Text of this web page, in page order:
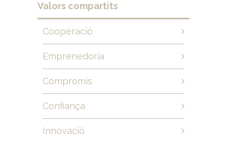
Valors compartits
Cooperació
Emprenedoria
Compromís
Confiança
Innovació